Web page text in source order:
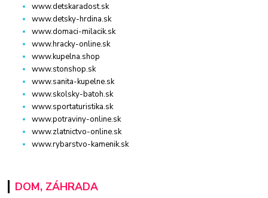
www.detskaradost.sk
www.detsky-hrdina.sk
www.domaci-milacik.sk
www.hracky-online.sk
www.kupelna.shop
www.stonshop.sk
www.sanita-kupelne.sk
www.skolsky-batoh.sk
www.sportaturistika.sk
www.potraviny-online.sk
www.zlatnictvo-online.sk
www.rybarstvo-kamenik.sk
DOM, ZÁHRADA